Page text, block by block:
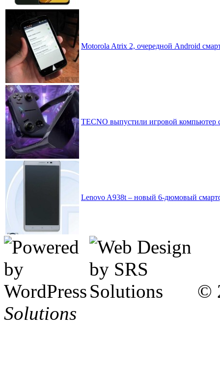
Motorola Atrix 2, очередной Android
TECNO выпустили игровой компьютер
Lenovo A938t – новый 6-дюмовый
©
Solutions